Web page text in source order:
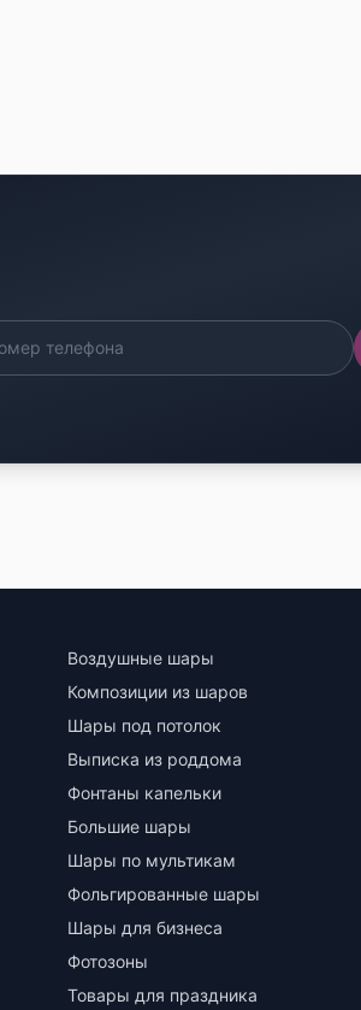
Воздушные шары
Композиции из шаров
Шары под потолок
Выписка из роддома
Фонтаны капельки
Большие шары
Шары по мультикам
Фольгированные шары
Шары для бизнеса
Фотозоны
Товары для праздника